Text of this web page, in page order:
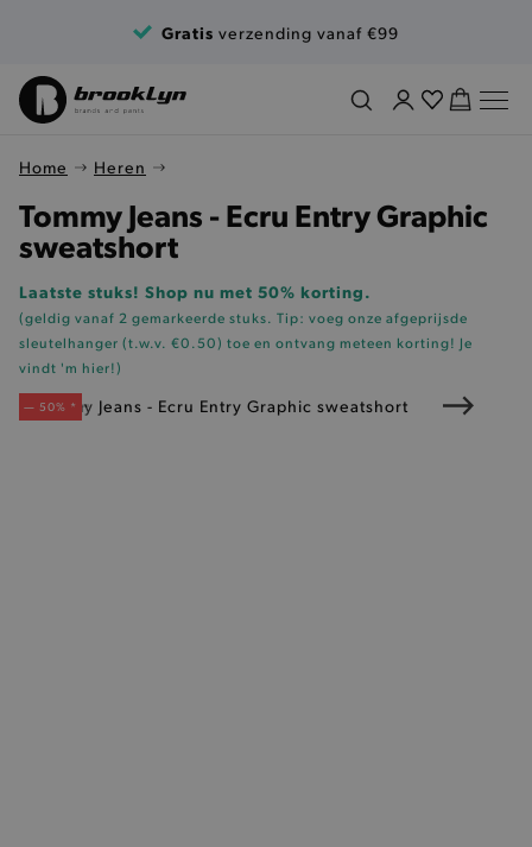
Gratis verzending vanaf €99
Home Heren
Tommy Jeans - Ecru Entry Graphic
sweatshort
Laatste stuks! Shop nu met 50% korting.
(geldig vanaf 2 gemarkeerde stuks. Tip: voeg onze afgeprijsde
sleutelhanger (t.w.v. €0.50) toe en ontvang meteen korting! Je
vindt 'm hier!)
— 50% *